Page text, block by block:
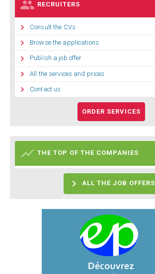
 RECRUITERS
 Consult the CVs
 Browse the applications
 Publish a job offer
 All the services and prices
 Contact us
ORDER SERVICES
 THE TOP OF THE COMPANIES
 ALL THE JOB OFFERS